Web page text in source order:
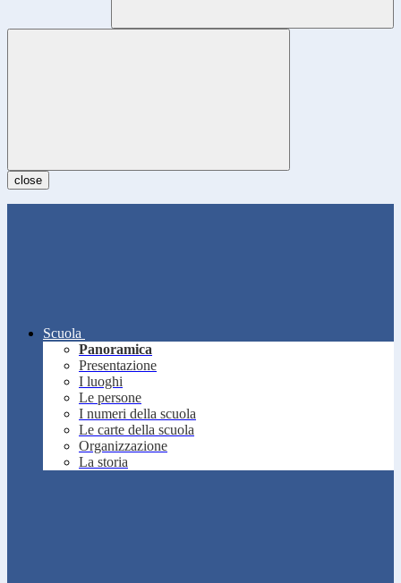
close
Scuola
Panoramica
Presentazione
I luoghi
Le persone
I numeri della scuola
Le carte della scuola
Organizzazione
La storia